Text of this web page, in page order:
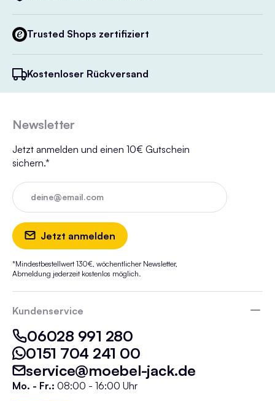
Trusted Shops zertifiziert
Kostenloser Rückversand
Newsletter
Jetzt anmelden und einen 10€ Gutschein
sichern.*
deine@email.com
Jetzt anmelden
*Mindestbestellwert 130€, wöchentlicher Newsletter,
Abmeldung jederzeit kostenlos möglich.
Kundenservice
06028 991 280
0151 704 241 00
service@moebel-jack.de
Mo. - Fr.: 08:00 - 16:00 Uhr